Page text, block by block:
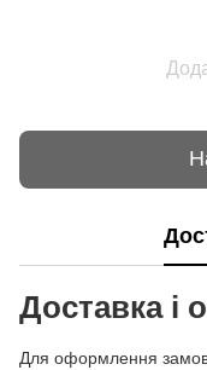
Доставка і
Для оформлення